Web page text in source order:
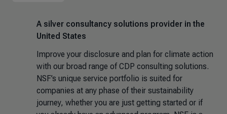
A silver consultancy solutions provider in the
United States
Improve your disclosure and plan for climate action
with our broad range of CDP consulting solutions.
NSF’s unique service portfolio is suited for
companies at any phase of their sustainability
journey, whether you are just getting started or if